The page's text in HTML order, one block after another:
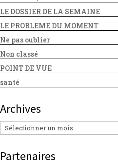
LE DOSSIER DE LA SEMAINE
LE PROBLEME DU MOMENT
Ne pas oublier
Non classé
POINT DE VUE
santé
Archives
Archives
Partenaires